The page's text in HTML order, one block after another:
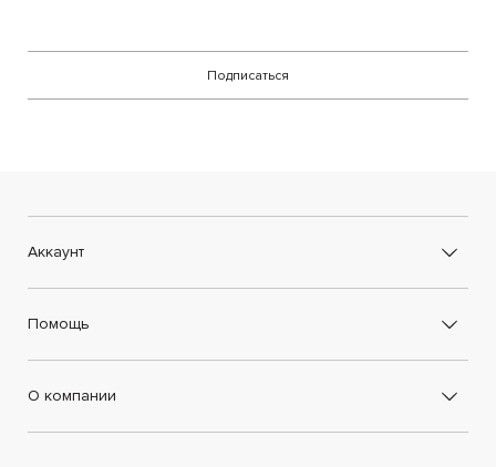
Подписаться
Аккаунт
Помощь
О компании